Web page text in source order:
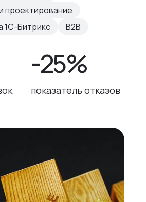
проектирование
1С-Битрикс
B2B
-25%
показатель отказов